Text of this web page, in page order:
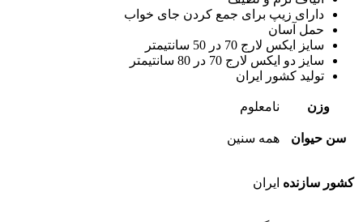
دارای زیپ برای جمع کردن جای خواب
حمل آسان
سایز ایکس لارج 70 در 50 سانتیمتر
سایز دو ایکس لارج 70 در 80 سانتیمتر
تولید کشور ایران
وزن نامعلوم
سن حیوان همه سنین
کشور سازنده ایران